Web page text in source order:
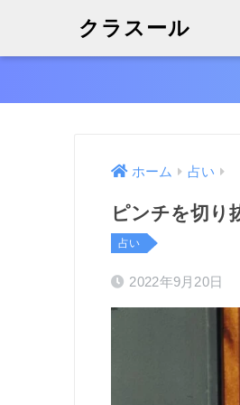
クラスール
ホーム 占い
ピンチを切り
占い
2022年9月20日